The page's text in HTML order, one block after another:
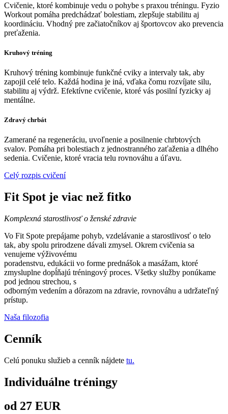
Cvičenie, ktoré kombinuje vedu o pohybe s praxou tréningu. Fyzio
Workout pomáha predchádzať bolestiam, zlepšuje stabilitu aj
koordináciu. Vhodný pre začiatočníkov aj športovcov ako prevencia
preťaženia.
Kruhový tréning
Kruhový tréning kombinuje funkčné cviky a intervaly tak, aby
zapojil celé telo. Každá hodina je iná, vďaka čomu rozvíjate silu,
stabilitu aj výdrž. Efektívne cvičenie, ktoré vás posilní fyzicky aj
mentálne.
Zdravý chrbát
Zamerané na regeneráciu, uvoľnenie a posilnenie chrbtových
svalov. Pomáha pri bolestiach z jednostranného zaťaženia a dlhého
sedenia. Cvičenie, ktoré vracia telu rovnováhu a úľavu.
Celý rozpis cvičení
Fit Spot je viac než fitko
Komplexná starostlivosť o ženské zdravie
Vo Fit Spote prepájame pohyb, vzdelávanie a starostlivosť o telo
tak, aby spolu prirodzene dávali zmysel. Okrem cvičenia sa
venujeme výživovému
poradenstvu, edukácii vo forme prednášok a masážam, ktoré
zmysluplne dopĺňajú tréningový proces. Všetky služby ponúkame
pod jednou strechou, s
odborným vedením a dôrazom na zdravie, rovnováhu a udržateľný
prístup.
Naša filozofia
Cenník
Celú ponuku služieb a cenník nájdete tu.
Individuálne tréningy
od 27 EUR